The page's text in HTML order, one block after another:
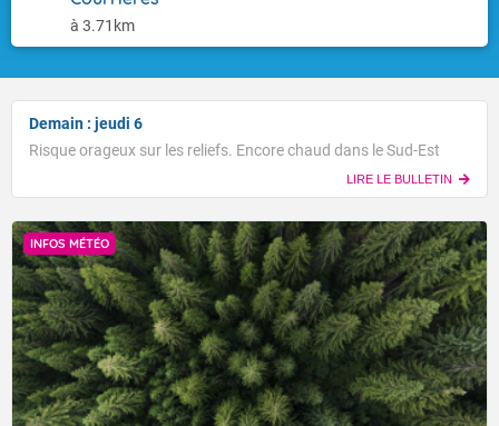
à 3.71km
Demain : jeudi 6
Risque orageux sur les reliefs. Encore chaud dans le Sud-Est
LIRE LE BULLETIN
INFOS MÉTÉO